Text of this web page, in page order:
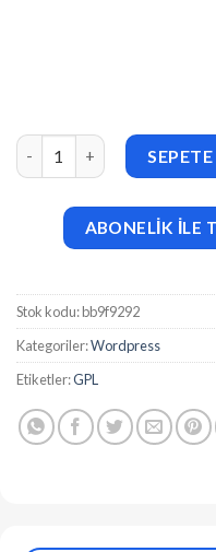
Politono (v2.6.0) Political
ABONELİK İLE
Stok kodu:bb9f9292
Kategoriler:Wordpress
Etiketler:GPL